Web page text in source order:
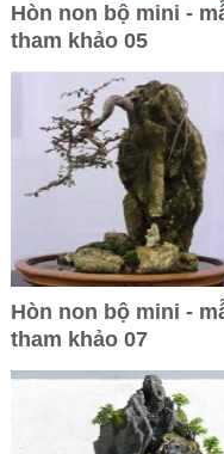
Hòn non bộ mini -
tham khảo 05
Hòn non bộ mini -
tham khảo 07